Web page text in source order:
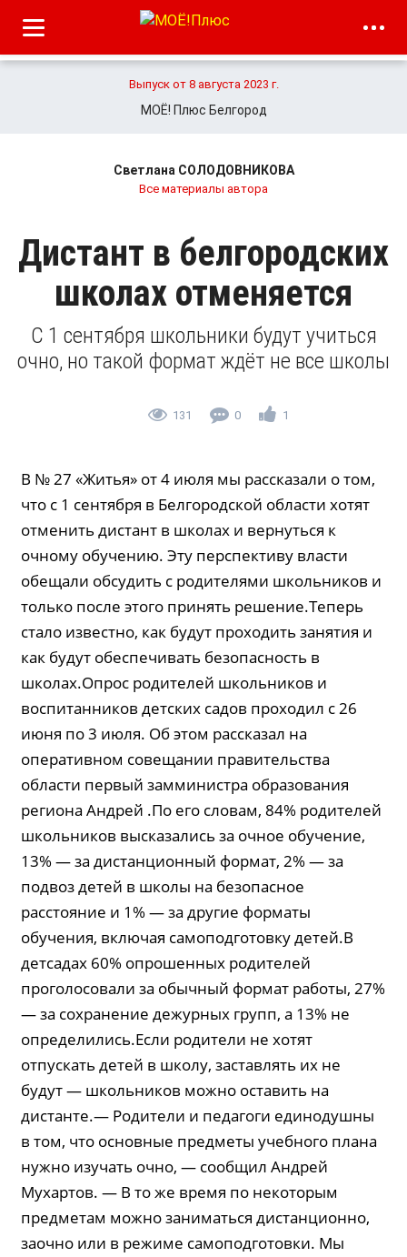
Выпуск от 8 августа 2023 г.
МОЁ! Плюс Белгород
Светлана СОЛОДОВНИКОВА
Все материалы автора
Дистант в белгородских
школах отменяется
С 1 сентября школьники будут учиться
очно, но такой формат ждёт не все школы
131 0 1
В № 27 «Житья» от 4 июля мы рассказали о том,
что с 1 сентября в Белгородской области хотят
отменить дистант в школах и вернуться к
очному обучению. Эту перспективу власти
обещали обсудить с родителями школьников и
только после этого принять решение.Теперь
стало известно, как будут проходить занятия и
как будут обеспечивать безопасность в
школах.Опрос родителей школьников и
воспитанников детских садов проходил с 26
июня по 3 июля. Об этом рассказал на
оперативном совещании правительства
области первый замминистра образования
региона Андрей .По его словам, 84% родителей
школьников высказались за очное обучение,
13% — за дистанционный формат, 2% — за
подвоз детей в школы на безопасное
расстояние и 1% — за другие форматы
обучения, включая самоподготовку детей.В
детсадах 60% опрошенных родителей
проголосовали за обычный формат работы, 27%
— за сохранение дежурных групп, а 13% не
определились.Если родители не хотят
отпускать детей в школу, заставлять их не
будут — школьников можно оставить на
дистанте.— Родители и педагоги единодушны
в том, что основные предметы учебного плана
нужно из­учать очно, — сообщил Андрей
Мухартов. — В то же время по некоторым
предметам можно заниматься дистанционно,
заочно или в режиме самоподготовки. Мы